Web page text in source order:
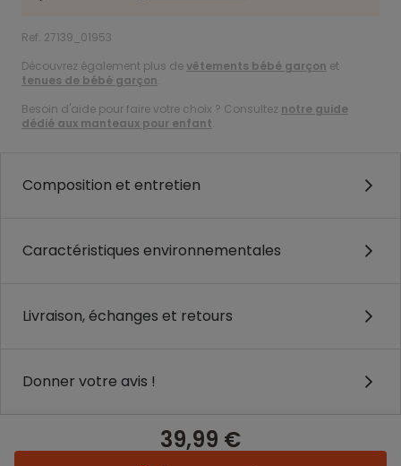
Ref. 27139_01953
Découvrez également plus devêtements bébé garçon et
tenues de bébé garçon.
Besoin d'aide pour faire votre choix ? Consultez notre guide
dédié aux manteaux pour enfant.
Composition et entretien
Caractéristiques environnementales
Livraison, échanges et retours
Donner votre avis !
39,99 €